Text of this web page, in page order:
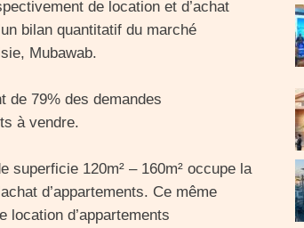
de location et d’achat
bilan quantitatif du marché
Mubawab.
de 79% des demandes
à vendre.
superficie 120m² – 160m² occupe la
d’appartements. Ce même
d’appartements